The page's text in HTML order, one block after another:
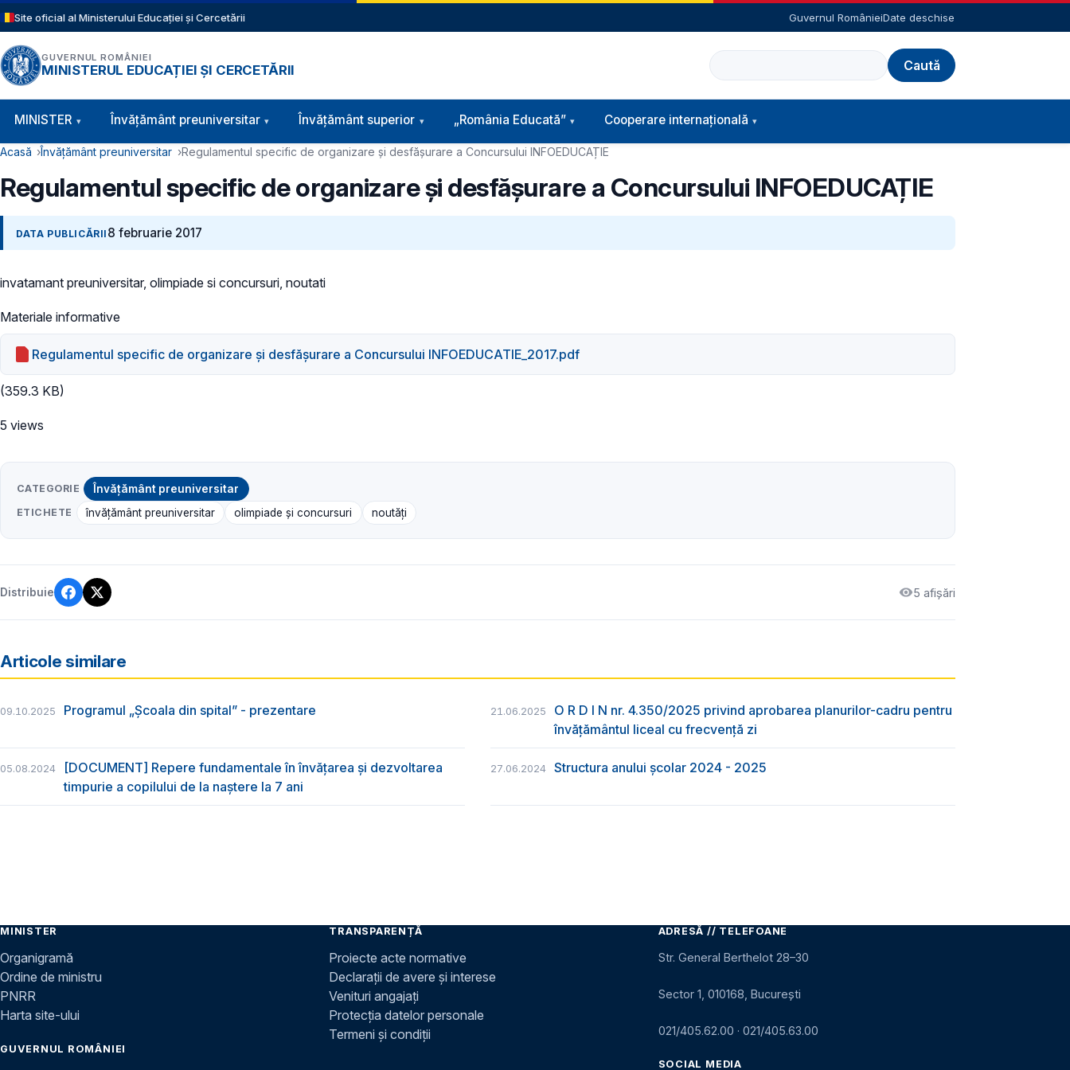
Sari la conținutul principal
Site oficial al Ministerului Educației și Cercetării Guvernul RomânieiDate deschise
GUVERNUL ROMÂNIEI
MINISTERUL EDUCAȚIEI ȘI CERCETĂRII
Caută
Navigație principală
MINISTER Învăţământ preuniversitar Învățământ superior „România Educată” Cooperare internațională
Cale de navigare
Acasă Învățământ preuniversitar Regulamentul specific de organizare şi desfășurare a Concursului INFOEDUCAȚIE
Regulamentul specific de organizare şi desfășurare a Concursului INFOEDUCAȚIE
DATA PUBLICĂRII 8 februarie 2017
invatamant preuniversitar, olimpiade si concursuri, noutati
Materiale informative
Regulamentul specific de organizare şi desfășurare a Concursului INFOEDUCATIE_2017.pdf
(359.3 KB)
5 views
CATEGORIE Învățământ preuniversitar
ETICHETE învățământ preuniversitar olimpiade și concursuri noutăți
Distribuie 5 afișări
Articole similare
09.10.2025 Programul „Școala din spital” - prezentare 21.06.2025
O R D I N nr. 4.350/2025 privind aprobarea planurilor-cadru pentru
învățământul liceal cu frecvență zi
05.08.2024
[DOCUMENT] Repere fundamentale în învățarea și dezvoltarea
timpurie a copilului de la naștere la 7 ani
27.06.2024 Structura anului școlar 2024 - 2025
MINISTER
Organigramă
Ordine de ministru
PNRR
Harta site-ului
GUVERNUL ROMÂNIEI
TRANSPARENȚĂ
Proiecte acte normative
Declarații de avere și interese
Venituri angajați
Protecția datelor personale
Termeni și condiții
ADRESĂ // TELEFOANE
Str. General Berthelot 28–30
Sector 1, 010168, București
021/405.62.00 · 021/405.63.00
SOCIAL MEDIA